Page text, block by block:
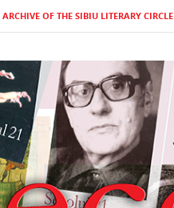
ARCHIVE OF THE SIBIU LITERARY CIRCLE